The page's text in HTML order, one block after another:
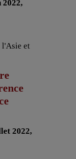
2022,
l'Asie et
2022,